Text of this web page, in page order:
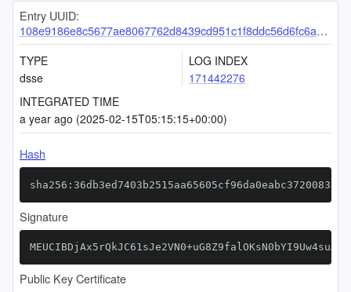
Entry UUID:
108e9186e8c5677ae8067762d8439cd951c1f8ddc56d6fc6a30836c7fa209c9c9595f39821e0ca02
TYPE
dsse
LOG INDEX
171442276
INTEGRATED TIME
a year ago (2025-02-15T05:15:15+00:00)
Hash
Signature
Public Key Certificate